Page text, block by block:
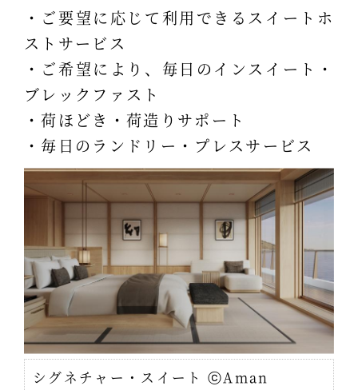
・ご要望に応じて利用できるスイートホ
ストサービス
・ご希望により、毎日のインスイート・
ブレックファスト
・荷ほどき・荷造りサポート
・毎日のランドリー・プレスサービス
シグネチャー・スイート ⓒAman